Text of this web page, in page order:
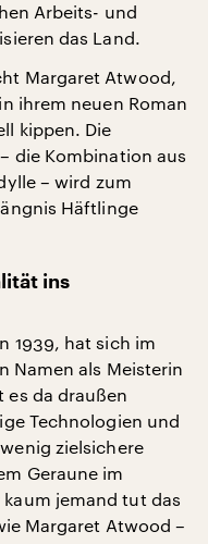
Arbeits- und
das Land.
Margaret Atwood,
ihrem neuen Roman
kippen. Die
die Kombination aus
– wird zum
Häftlinge
ins
1939, hat sich im
Namen als Meisterin
es da draußen
Technologien und
zielsichere
Geraune im
jemand tut das
Margaret Atwood –